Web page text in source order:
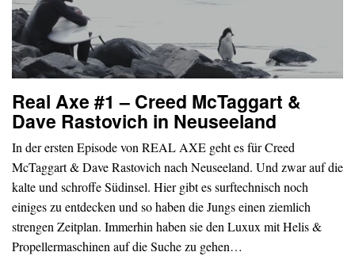
Real Axe #1 – Creed McTaggart &
Dave Rastovich in Neuseeland
In der ersten Episode von REAL AXE geht es für Creed
McTaggart & Dave Rastovich nach Neuseeland. Und zwar auf die
kalte und schroffe Südinsel. Hier gibt es surftechnisch noch
einiges zu entdecken und so haben die Jungs einen ziemlich
strengen Zeitplan. Immerhin haben sie den Luxux mit Helis &
Propellermaschinen auf die Suche zu gehen…